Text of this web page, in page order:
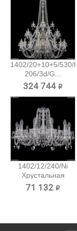
1402/20+10+5/530/h-
206/3d/G...
324 744 ₽
1402/12/240/Ni
Хрустальная
подвесная...
71 132 ₽